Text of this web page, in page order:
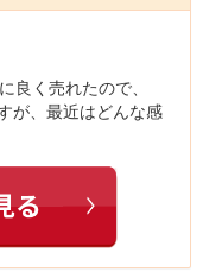
良く売れたので、
が、最近はどんな感